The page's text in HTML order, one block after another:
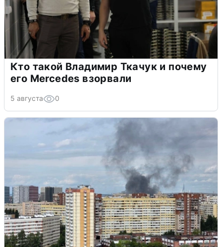
Кто такой Владимир Ткачук и почему
его Mercedes взорвали
5 августа 0